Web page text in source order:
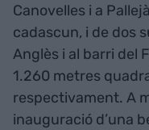
Canovelles i a
cadascun, i de dos
Anglès i al barri del
1.260 metres
respectivament. A
inauguració d’una